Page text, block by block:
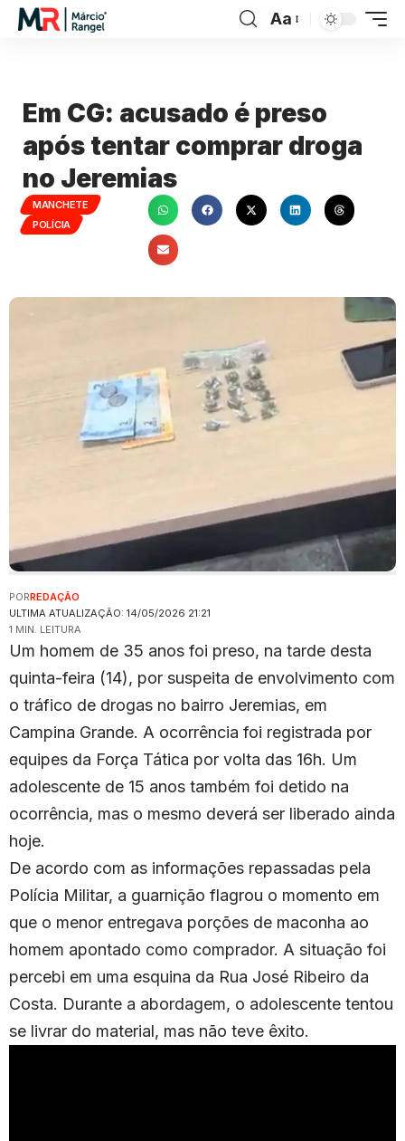
Aa
Em CG: acusado é preso
após tentar comprar droga
no Jeremias
MANCHETE
POLÍCIA
ULTIMA ATUALIZAÇÃO: 14/05/2026 21:21
PORREDAÇÃO
1 MIN. LEITURA
Um homem de 35 anos foi preso, na tarde desta
quinta-feira (14), por suspeita de envolvimento com
o tráfico de drogas no bairro Jeremias, em
Campina Grande. A ocorrência foi registrada por
equipes da Força Tática por volta das 16h. Um
adolescente de 15 anos também foi detido na
ocorrência, mas o mesmo deverá ser liberado ainda
hoje.
De acordo com as informações repassadas pela
Polícia Militar, a guarnição flagrou o momento em
que o menor entregava porções de maconha ao
homem apontado como comprador. A situação foi
percebi em uma esquina da Rua José Ribeiro da
Costa. Durante a abordagem, o adolescente tentou
se livrar do material, mas não teve êxito.